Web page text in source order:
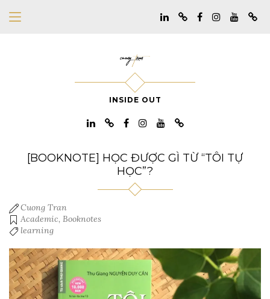
INSIDE OUT
[BOOKNOTE] HỌC ĐƯỢC GÌ TỪ “TÔI TỰ
HỌC”?
Cuong Tran
Academic, Booknotes
learning